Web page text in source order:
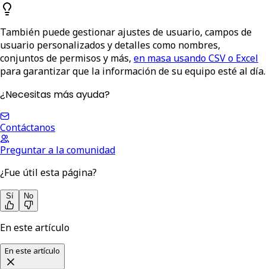
También puede gestionar ajustes de usuario, campos de
usuario personalizados y detalles como nombres,
conjuntos de permisos y más, en masa usando CSV o Excel
para garantizar que la información de su equipo esté al día.
¿Necesitas más ayuda?
Contáctanos
Preguntar a la comunidad
¿Fue útil esta página?
Sí No
En este artículo
En este artículo